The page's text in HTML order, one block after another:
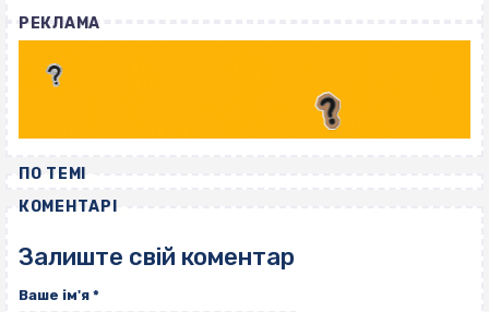
РЕКЛАМА
ПО ТЕМІ
КОМЕНТАРІ
Залиште свій коментар
Ваше ім'я *